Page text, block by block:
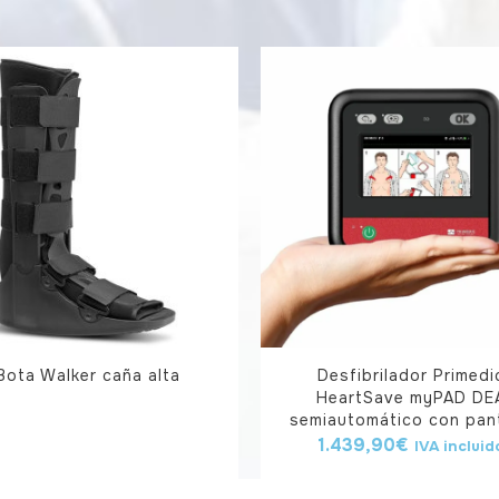
Walker caña alta
Desfibrilador
HeartSave myPAD
semiautomático con
1.439,90€ IVA